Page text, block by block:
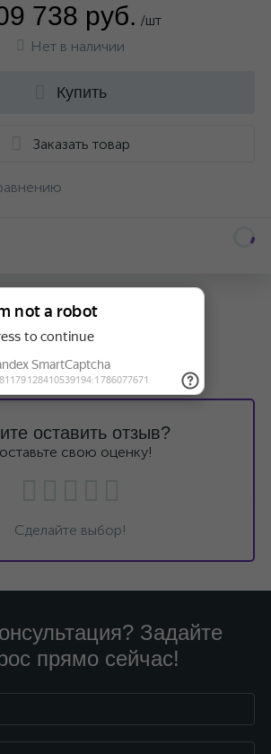
738 руб. /шт
Нет в наличии
Купить
Заказать товар
оставить отзыв?
свою оценку!
Сделайте выбор!
Задайте
прямо сейчас!